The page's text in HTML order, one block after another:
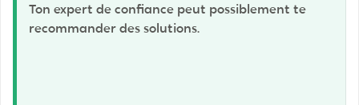
Ton expert de confiance peut possiblement te
recommander des solutions.